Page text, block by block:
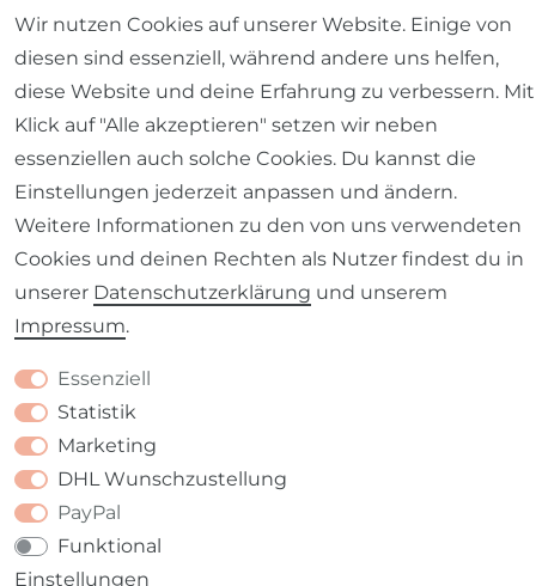
VERTRAG WIDERRUFEN Kontakt
Wir nutzen Cookies auf unserer Website. Einige von
diesen sind essenziell, während andere uns helfen,
diese Website und deine Erfahrung zu verbessern. Mit
Klick auf "Alle akzeptieren" setzen wir neben
essenziellen auch solche Cookies. Du kannst die
Einstellungen jederzeit anpassen und ändern.
Weitere Informationen zu den von uns verwendeten
Cookies und deinen Rechten als Nutzer findest du in
unserer Daten­schutz­erklärung und unserem
Impressum.
Essenziell
Statistik
Marketing
DHL Wunschzustellung
PayPal
Funktional
Einstellungen